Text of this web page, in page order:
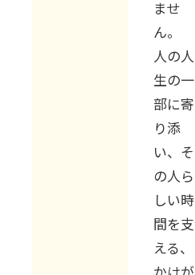
ませ
ん。
人の人
生の一
部に寄
り添
い、そ
の人ら
しい時
間を支
える、